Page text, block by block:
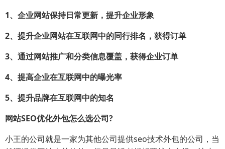
1、企业网站保持日常更新，提升企业形象
2、提升企业网站在互联网中的同行排名，获得订单
3、通过网站推广和分类信息覆盖，获得企业订单
4、提高企业在互联网中的曝光率
5、提升品牌在互联网中的知名
网站SEO优化外包怎么选公司?
小王的公司就是一家为其他公司提供seo技术外包的公司，当